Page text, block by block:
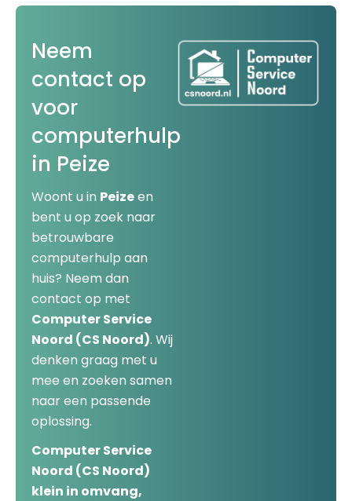
Neem
contact op
voor
computerhulp
in Peize
Woont u in Peizeen
bent u op zoek naar
betrouwbare
computerhulp aan
huis? Neem dan
contact op met
Computer Service
Noord (CS Noord). Wij
denken graag met u
mee en zoeken samen
naar een passende
oplossing.
Computer Service
Noord (CS Noord)
klein in omvang,